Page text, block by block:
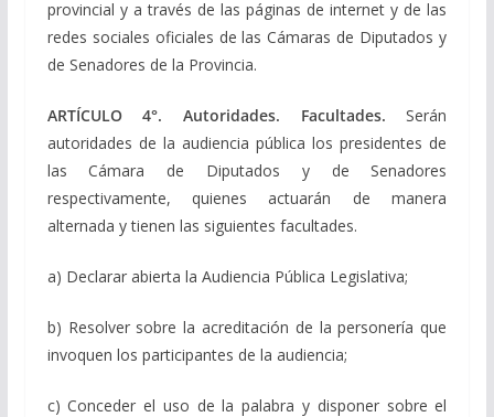
provincial y a través de las páginas de internet y de las
redes sociales oficiales de las Cámaras de Diputados y
de Senadores de la Provincia.
ARTÍCULO 4°. Autoridades. Facultades. Serán
autoridades de la audiencia pública los presidentes de
las Cámara de Diputados y de Senadores
respectivamente, quienes actuarán de manera
alternada y tienen las siguientes facultades.
a) Declarar abierta la Audiencia Pública Legislativa;
b) Resolver sobre la acreditación de la personería que
invoquen los participantes de la audiencia;
c) Conceder el uso de la palabra y disponer sobre el